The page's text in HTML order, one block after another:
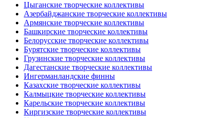
Цыганские творческие коллективы
Азербайджанские творческие коллективы
Армянские творческие коллективы
Башкирские творческие коллективы
Белорусские творческие коллективы
Бурятские творческие коллективы
Грузинские творческие коллективы
Дагестанские творческие коллективы
Ингерманландские финны
Казахские творческие коллективы
Калмыцкие творческие коллективы
Карельские творческие коллективы
Киргизские творческие коллективы